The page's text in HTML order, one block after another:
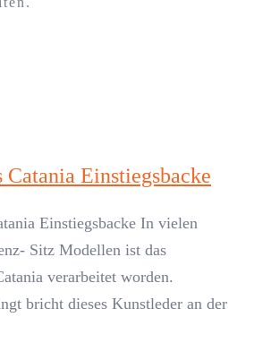
Catania Einstiegsbacke
Einstiegsbacke In vielen
Sitz Modellen ist das
verarbeitet worden.
bricht dieses Kunstleder an der